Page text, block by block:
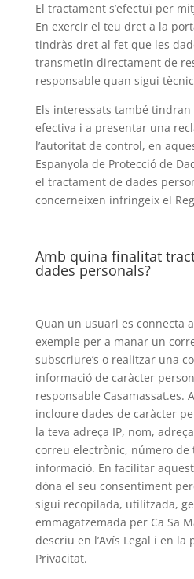
El tractament s’efectuï per
En exercir el teu dret a la
tindràs dret al fet que les
transmetin directament de
responsable quan sigui
Els interessats també
efectiva i a presentar una
l’autoritat de control, en
Espanyola de Protecció de
el tractament de dades
concerneixen infringeix el
Amb quina finalitat
dades personals?
Quan un usuari es connecta
exemple per a manar un
subscriure’s o realitzar una
informació de caràcter
responsable Casamassat.es.
incloure dades de caràcter
la teva adreça IP, nom,
correu electrònic, número
informació. En facilitar
dóna el seu consentiment
sigui recopilada, utilitzada,
emmagatzemada per Ca Sa
descriu en l’Avís Legal i en la
Privacitat.